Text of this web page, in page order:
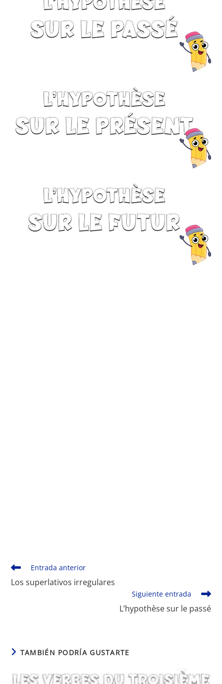
Leer
artículos
Entrada anterior
Los superlativos irregulares
Siguiente entrada
L’hypothèse sur le passé
TAMBIÉN PODRÍA GUSTARTE